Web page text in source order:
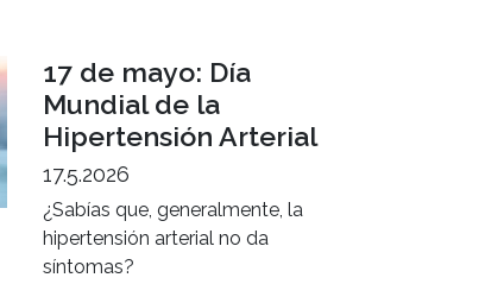
están cada vez más
programadas, el juego libre sigue
siendo una de las experiencias
más poderosas para el desarrollo
de los niños.
Leer más